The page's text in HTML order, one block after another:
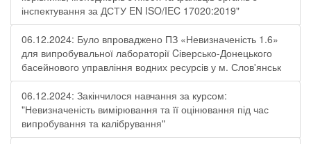
інспектування за ДСТУ EN ISO/IEC 17020:2019"
06.12.2024: Було впроваджено ПЗ «Невизначеність 1.6»
для випробувальної лабораторії Cіверсько-Донецького
басейнового управління водних ресурсів у м. Слов'янськ
06.12.2024: Закінчилося навчання за курсом:
"Невизначеність вимірювання та її оцінювання під час
випробування та калібрування"